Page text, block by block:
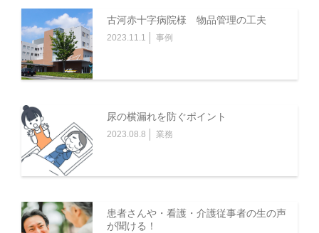
古河赤十字病院様 物品管理の工夫
2023.11.1 事例
尿の横漏れを防ぐポイント
2023.08.8 業務
患者さんや・看護・介護従事者の生の声
が聞ける！